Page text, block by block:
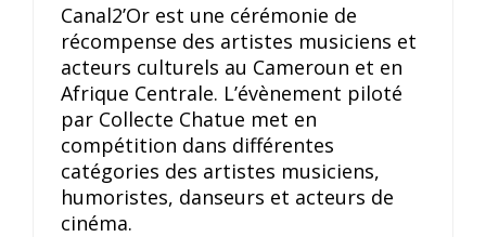
Canal2’Or est une cérémonie de
récompense des artistes musiciens et
acteurs culturels au Cameroun et en
Afrique Centrale. L’évènement piloté
par Collecte Chatue met en
compétition dans différentes
catégories des artistes musiciens,
humoristes, danseurs et acteurs de
cinéma.